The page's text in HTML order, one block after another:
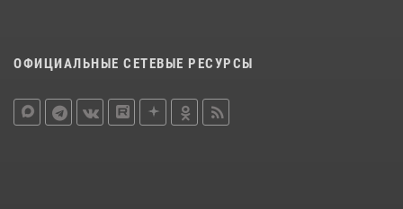
ОФИЦИАЛЬНЫЕ СЕТЕВЫЕ РЕСУРСЫ